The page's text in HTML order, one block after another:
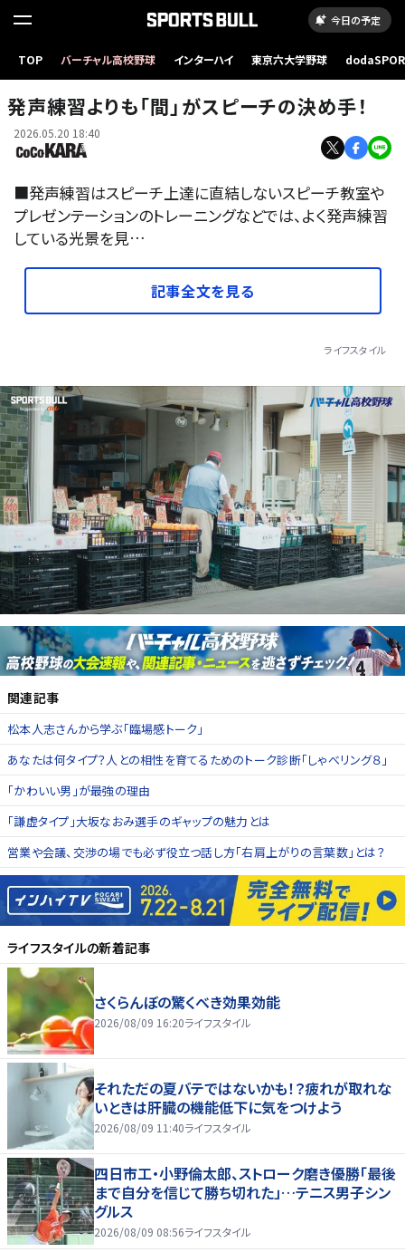
今日の予定
TOP バーチャル高校野球 インターハイ 東京六大学野球
発声練習よりも「間」がスピーチの決め手！
2026.05.20 18:40
■発声練習はスピーチ上達に直結しないスピーチ教室や
プレゼンテーションのトレーニングなどでは、よく発声練習
している光景を見…
記事全文を見る
ライフスタイル
関連記事
松本人志さんから学ぶ「臨場感トーク」
あなたは何タイプ？人との相性を育てるためのトーク診断「しゃべリング８」
「かわいい男」が最強の理由
「謙虚タイプ」大坂なおみ選手のギャップの魅力とは
営業や会議、交渉の場でも必ず役立つ話し方「右肩上がりの言葉数」とは？
ライフスタイルの新着記事
さくらんぼの驚くべき効果効能
2026/08/09 16:20ライフスタイル
それただの夏バテではないかも！？疲れが取れな
いときは肝臓の機能低下に気をつけよう
2026/08/09 11:40ライフスタイル
四日市工・小野倫太郎、ストローク磨き優勝「最後
まで自分を信じて勝ち切れた」…テニス男子シン
グルス
2026/08/09 08:56ライフスタイル